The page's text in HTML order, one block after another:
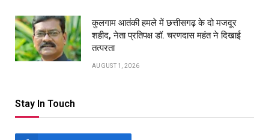
कुलगाम आतंकी हमले में छत्तीसगढ़ के दो मजदूर
शहीद, नेता प्रतिपक्ष डॉ. चरणदास महंत ने दिखाई
तत्परता
AUGUST 1, 2026
Stay In Touch